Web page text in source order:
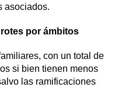
asociados.
por ámbitos
con un total de
si bien tienen menos
las ramificaciones